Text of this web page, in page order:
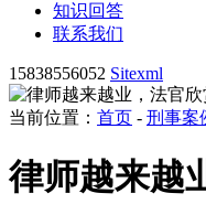
知识回答
联系我们
15838556052 Sitexml
当前位置： 首页 - 刑事案
律师越来越